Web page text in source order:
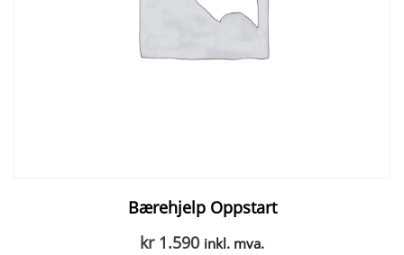
Bærehjelp Oppstart
kr1.590 inkl. mva.